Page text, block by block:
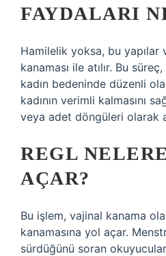
FAYDALARI
Hamilelik yoksa, bu yapılar
kanaması ile atılır. Bu
kadın bedeninde düzenli
kadının verimli kalmasını
veya adet döngüleri olarak
REGL
AÇAR?
Bu işlem, vajinal kanama
kanamasına yol açar.
sürdüğünü soran